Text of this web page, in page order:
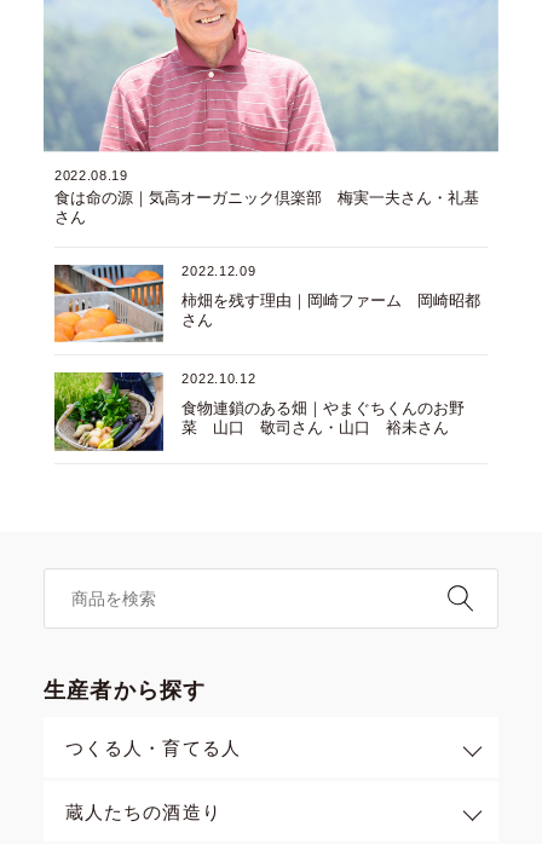
2022.08.19
食は命の源｜気高オーガニック倶楽部 梅実一夫さん・礼基
さん
2022.12.09
柿畑を残す理由｜岡崎ファーム 岡崎昭都
さん
2022.10.12
食物連鎖のある畑｜やまぐちくんのお野
菜 山口 敬司さん・山口 裕未さん
生産者から探す
つくる人・育てる人
蔵人たちの酒造り